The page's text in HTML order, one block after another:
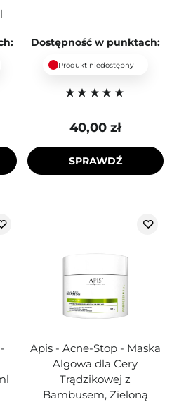
Dostępność w punktach:
Produkt niedostępny
40,00 zł
SPRAWDŹ
Apis - Acne-Stop - Maska
Algowa dla Cery
Trądzikowej z
Bambusem, Zieloną